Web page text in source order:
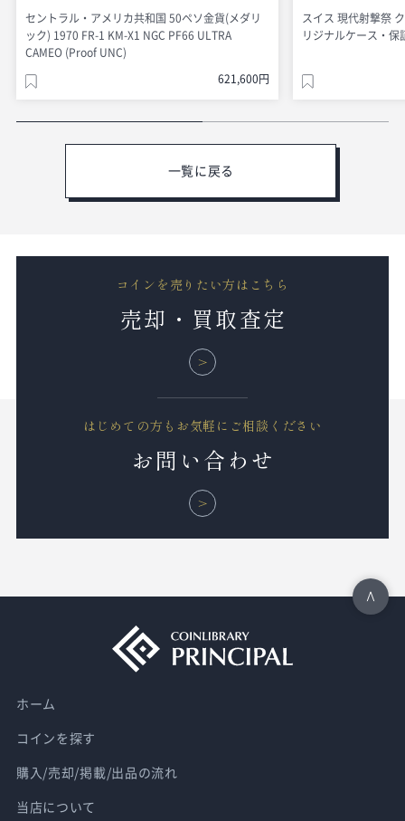
セントラル・アメリカ共和国 50ペソ金貨(メダリ
ック) 1970 FR-1 KM-X1 NGC PF66 ULTRA
CAMEO (Proof UNC)
621,600円
スイス 現代射撃祭
リジナルケース・保
一覧に戻る
コインを売りたい方はこちら
売却・買取査定
はじめての方もお気軽にご相談ください
お問い合わせ
ホーム
コインを探す
購入/売却/掲載/出品の流れ
当店について